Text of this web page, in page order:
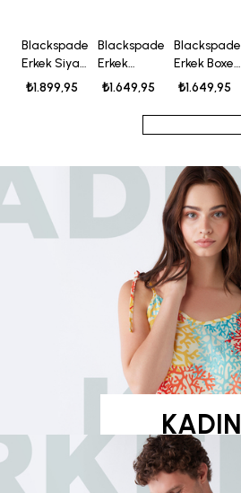
Blackspade
Erkek Siyah
Boxer
₺1.899,95
Blackspade
Erkek
Beyaz
Pamuklu
3'lü Paket
₺1.649,95
Blackspade
Erkek Boxer
Pamuklu
9670
₺1.649,95
KADIN
Yeni Koleksiyon
Keşfet